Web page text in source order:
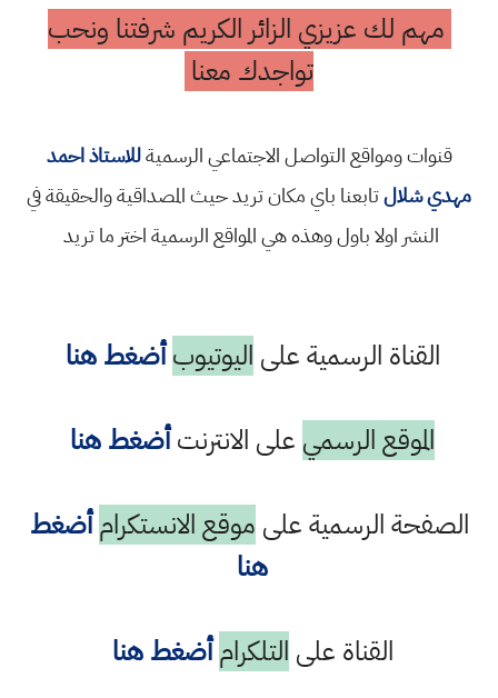
مهم لك عزيزي الزائر الكريم شرفتنا ونحب
تواجدك معنا
قنوات ومواقع التواصل الاجتماعي الرسميةللاستاذ احمد
مهدي شلالتابعنا باي مكان تريد حيث المصداقية والحقيقة في
النشر اولا باول وهذه هي المواقع الرسمية اختر ما تريد
القناة الرسمية على اليوتيوب أضغط هنا
الموقع الرسمي على الانترنتأضغط هنا
الصفحة الرسمية على موقع الانستكرام أضغط
هنا
القناة على التلكرام أضغط هنا